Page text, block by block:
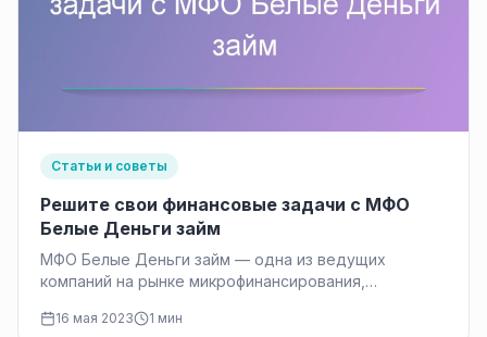
Статьи и советы
Решите свои финансовые задачи с МФО
Белые Деньги займ
МФО Белые Деньги займ — одна из ведущих
компаний на рынке микрофинансирования,
16 мая 2023 1 мин